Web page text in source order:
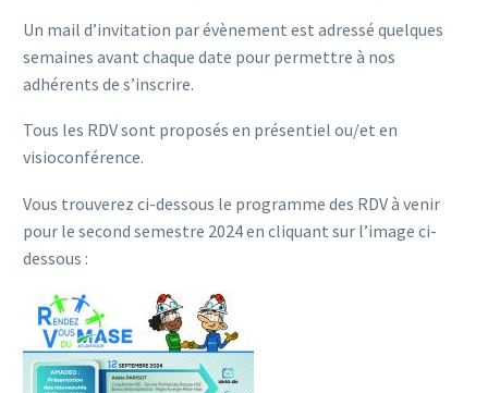
Un mail d’invitation par évènement est adressé quelques
semaines avant chaque date pour permettre à nos
adhérents de s’inscrire.
Tous les RDV sont proposés en présentiel ou/et en
visioconférence.
Vous trouverez ci-dessous le programme des RDV à venir
pour le second semestre 2024 en cliquant sur l’image ci-
dessous :